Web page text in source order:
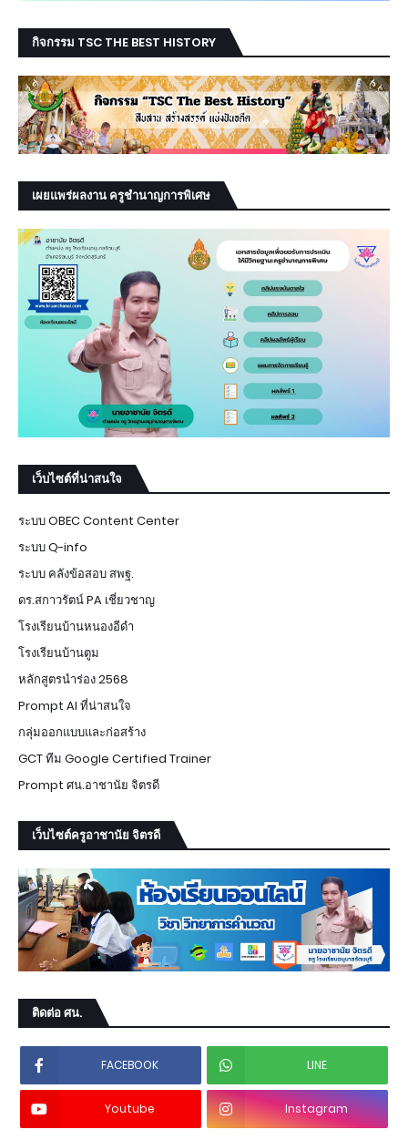
กิจกรรม TSC THE BEST HISTORY
เผยแพร่ผลงาน ครูชำนาญการพิเศษ
เว็บไซต์ที่น่าสนใจ
ระบบ OBEC Content Center
ระบบ Q-info
ระบบ คลังข้อสอบ สพฐ.
ดร.สกาวรัตน์ PA เชี่ยวชาญ
โรงเรียนบ้านหนองอีดำ
โรงเรียนบ้านตูม
หลักสูตรนำร่อง 2568
Prompt AI ที่น่าสนใจ
กลุ่มออกแบบและก่อสร้าง
GCT ทีม Google Certified Trainer
Prompt ศน.อาชานัย จิตรดี
เว็บไซต์ครูอาชานัย จิตรดี
ติดต่อ ศน.
FACEBOOK LINE
Youtube Instagram